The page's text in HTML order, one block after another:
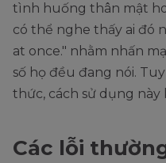
tình huống thân mật
có thể nghe thấy ai đó
at once." nhằm nhấn
số họ đều đang nói.
thức, cách sử dụng
Các lỗi